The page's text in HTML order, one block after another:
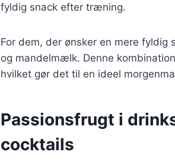
fyldig snack efter træning.
For dem, der ønsker en mere fyldig
og mandelmælk. Denne
hvilket gør det til en ideel
Passionsfrugt i
cocktails